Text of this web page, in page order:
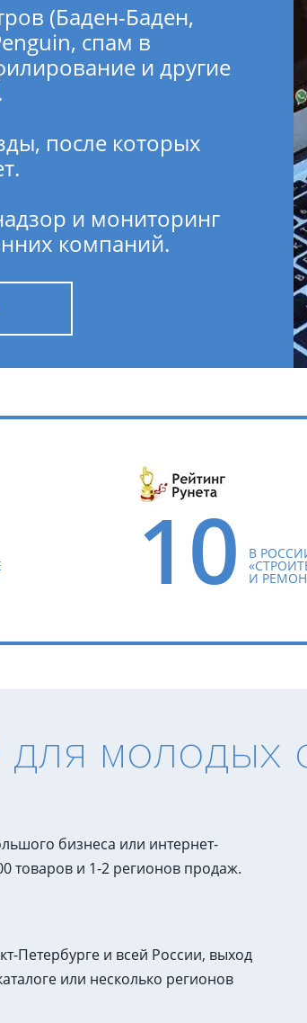
(Баден-Баден,
спам в
и другие
после которых
и мониторинг
компаний.
10 В
И
молодых
бизнеса или интернет-
товаров и 1-2 регионов продаж.
Петербурге и всей России, выход
или несколько регионов